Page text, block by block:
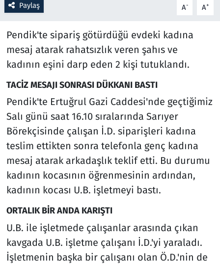
Paylaş A- A+
Pendik'te sipariş götürdüğü evdeki kadına
mesaj atarak rahatsızlık veren şahıs ve
kadının eşini darp eden 2 kişi tutuklandı.
TACİZ MESAJI SONRASI DÜKKANI BASTI
Pendik'te Ertuğrul Gazi Caddesi'nde geçtiğimiz
Salı günü saat 16.10 sıralarında Sarıyer
Börekçisinde çalışan İ.D. siparişleri kadına
teslim ettikten sonra telefonla genç kadına
mesaj atarak arkadaşlık teklif etti. Bu durumu
kadının kocasının öğrenmesinin ardından,
kadının kocası U.B. işletmeyi bastı.
ORTALIK BİR ANDA KARIŞTI
U.B. ile işletmede çalışanlar arasında çıkan
kavgada U.B. işletme çalışanı İ.D.'yi yaraladı.
İşletmenin başka bir çalışanı olan Ö.D.'nin de
Spor
Teknoloji ve Bilim
Televizyon